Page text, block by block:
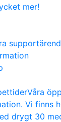
mer!
Våra
Vi finns
drygt 30